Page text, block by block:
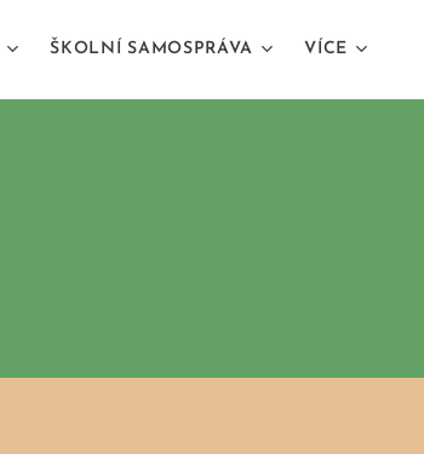
ŠKOLNÍ SAMOSPRÁVA VÍCE